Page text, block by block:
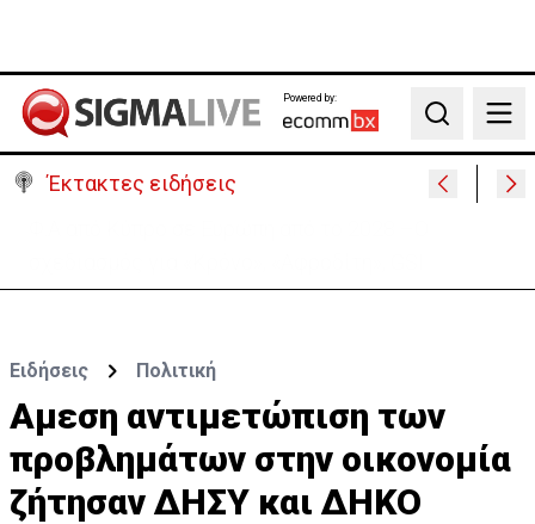
Powered by:
Search
Έκτακτες ειδήσεις
Ειδήσεις Πολιτική
Αμεση αντιμετώπιση των
προβλημάτων στην οικονομία
ζήτησαν ΔΗΣΥ και ΔΗΚΟ